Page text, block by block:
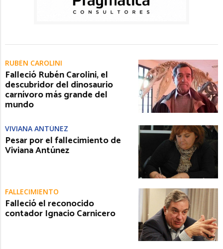
RUBÉN CAROLINI
Falleció Rubén Carolini, el
descubridor del dinosaurio
carnívoro más grande del
mundo
VIVIANA ANTÚNEZ
Pesar por el fallecimiento de
Viviana Antúnez
FALLECIMIENTO
Falleció el reconocido
contador Ignacio Carnicero